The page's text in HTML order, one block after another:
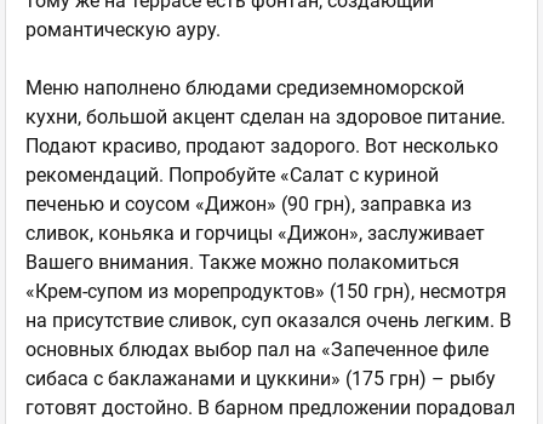
романтическую ауру.
Меню наполнено блюдами средиземноморской
кухни, большой акцент сделан на здоровое питание.
Подают красиво, продают задорого. Вот несколько
рекомендаций. Попробуйте «Салат с куриной
печенью и соусом «Дижон» (90 грн), заправка из
сливок, коньяка и горчицы «Дижон», заслуживает
Вашего внимания. Также можно полакомиться
«Крем-супом из морепродуктов» (150 грн), несмотря
на присутствие сливок, суп оказался очень легким. В
основных блюдах выбор пал на «Запеченное филе
сибаса с баклажанами и цуккини» (175 грн) – рыбу
готовят достойно. В барном предложении порадовал